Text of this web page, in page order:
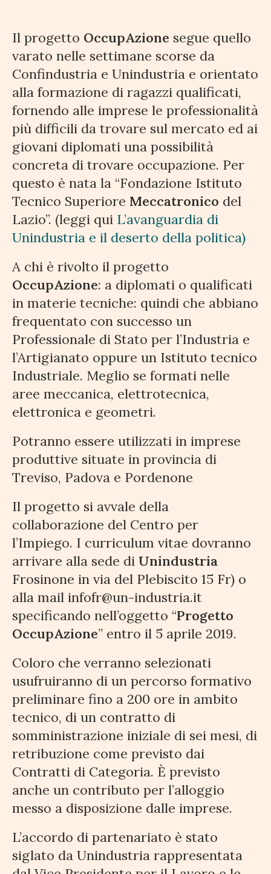
Il progetto OccupAzione segue quello
varato nelle settimane scorse da
Confindustria e Unindustria e orientato
alla formazione di ragazzi qualificati,
fornendo alle imprese le professionalità
più difficili da trovare sul mercato ed ai
giovani diplomati una possibilità
concreta di trovare occupazione. Per
questo è nata la “Fondazione Istituto
Tecnico Superiore Meccatronico del
Lazio”. (leggi qui L’avanguardia di
Unindustria e il deserto della politica)
A chi è rivolto il progetto
OccupAzione: a diplomati o qualificati
in materie tecniche: quindi che abbiano
frequentato con successo un
Professionale di Stato per l’Industria e
l’Artigianato oppure un Istituto tecnico
Industriale. Meglio se formati nelle
aree meccanica, elettrotecnica,
elettronica e geometri.
Potranno essere utilizzati in imprese
produttive situate in provincia di
Treviso, Padova e Pordenone
Il progetto si avvale della
collaborazione del Centro per
l’Impiego. I curriculum vitae dovranno
arrivare alla sede di Unindustria
Frosinone in via del Plebiscito 15 Fr) o
alla mail infofr@un-industria.it
specificando nell’oggetto “Progetto
OccupAzione” entro il 5 aprile 2019.
Coloro che verranno selezionati
usufruiranno di un percorso formativo
preliminare fino a 200 ore in ambito
tecnico, di un contratto di
somministrazione iniziale di sei mesi, di
retribuzione come previsto dai
Contratti di Categoria. È previsto
anche un contributo per l’alloggio
messo a disposizione dalle imprese.
L’accordo di partenariato è stato
siglato da Unindustria rappresentata